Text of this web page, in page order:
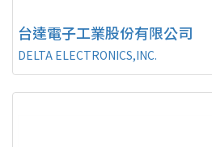
台達電子工業股份有限公司
DELTA ELECTRONICS,INC.